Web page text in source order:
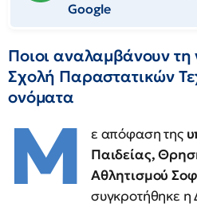
Google
Ποιοι αναλαμβάνουν
Σχολή Παραστατικών
ονόματα
Μ ε απόφαση της
Παιδείας,
Αθλητισμού
συγκροτήθηκε η